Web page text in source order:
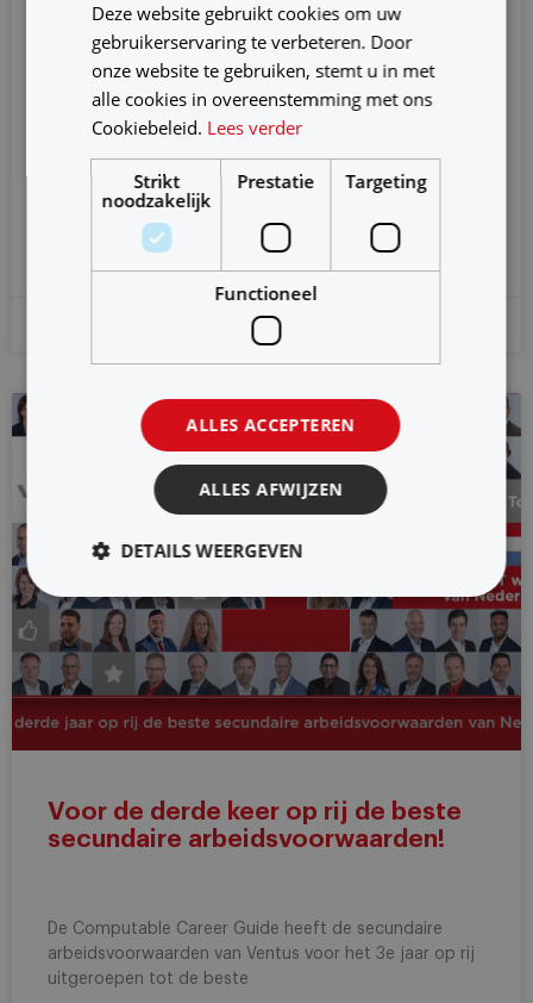
Beste ICT-werkgever 2021 in
secundaire arbeidsvoorwaarden
Ventus pakt dit jaar een mooie vierde plek in de
Computable Werkgevers Top-100. En mooier nog, de
eerste plek in
Verder lezen
Voor de derde keer op rij de beste
secundaire arbeidsvoorwaarden!
De Computable Career Guide heeft de secundaire
arbeidsvoorwaarden van Ventus voor het 3e jaar op rij
uitgeroepen tot de beste
Deze website gebruikt cookies om uw
gebruikerservaring te verbeteren. Door
onze website te gebruiken, stemt u in met
alle cookies in overeenstemming met ons
Cookiebeleid. Lees verder
Strikt
noodzakelijk
Prestatie Targeting
Functioneel
ALLES ACCEPTEREN
ALLES AFWIJZEN
DETAILS WEERGEVEN